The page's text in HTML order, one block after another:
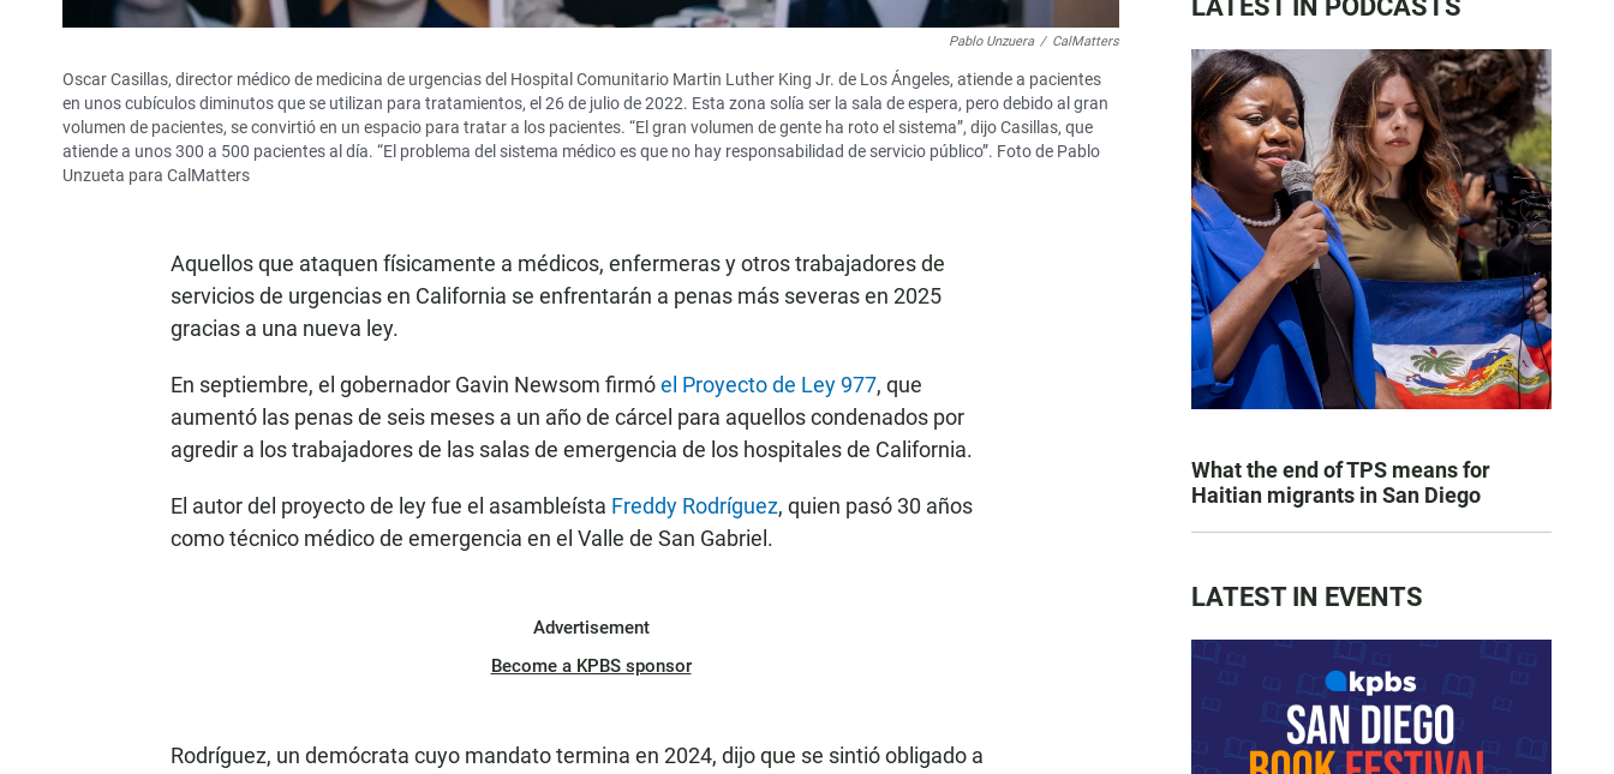
Pablo Unzuera / CalMatters
Oscar Casillas, director médico de medicina de urgencias del Hospital Comunitario Martin Luther King Jr. de Los Ángeles, atiende a pacientes
en unos cubículos diminutos que se utilizan para tratamientos, el 26 de julio de 2022. Esta zona solía ser la sala de espera, pero debido al gran
volumen de pacientes, se convirtió en un espacio para tratar a los pacientes. “El gran volumen de gente ha roto el sistema”, dijo Casillas, que
atiende a unos 300 a 500 pacientes al día. “El problema del sistema médico es que no hay responsabilidad de servicio público”. Foto de Pablo
Unzueta para CalMatters
Aquellos que ataquen físicamente a médicos, enfermeras y otros trabajadores de
servicios de urgencias en California se enfrentarán a penas más severas en 2025
gracias a una nueva ley.
En septiembre, el gobernador Gavin Newsom firmóel Proyecto de Ley 977, que
aumentó las penas de seis meses a un año de cárcel para aquellos condenados por
agredir a los trabajadores de las salas de emergencia de los hospitales de California.
El autor del proyecto de ley fue el asambleísta Freddy Rodríguez, quien pasó 30 años
como técnico médico de emergencia en el Valle de San Gabriel.
Advertisement
Become a KPBS sponsor
Rodríguez, un demócrata cuyo mandato termina en 2024, dijo que se sintió obligado a
LATEST IN PODCASTS
What the end of TPS means for
Haitian migrants in San Diego
LATEST IN EVENTS